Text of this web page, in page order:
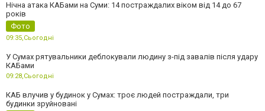
Нічна атака КАБами на Суми: 14 постраждалих віком від 14 до 67
років
Фото
09:35,Сьогодні
У Сумах рятувальники деблокували людину з-під завалів після удару
КАБами
09:28,Сьогодні
КАБ влучив у будинок у Сумах: троє людей постраждали, три
будинки зруйновані